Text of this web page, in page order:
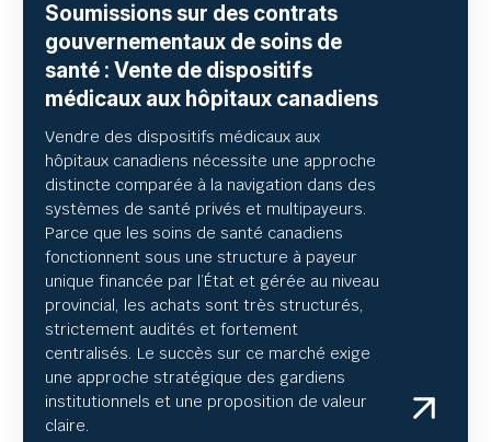
Soumissions sur des contrats
gouvernementaux de soins de
santé : Vente de dispositifs
médicaux aux hôpitaux canadiens
Vendre des dispositifs médicaux aux
hôpitaux canadiens nécessite une approche
distincte comparée à la navigation dans des
systèmes de santé privés et multipayeurs.
Parce que les soins de santé canadiens
fonctionnent sous une structure à payeur
unique financée par l’État et gérée au niveau
provincial, les achats sont très structurés,
strictement audités et fortement
centralisés. Le succès sur ce marché exige
une approche stratégique des gardiens
institutionnels et une proposition de valeur
claire.